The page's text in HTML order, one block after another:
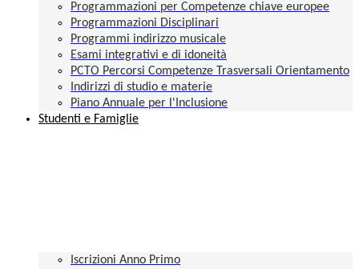
Programmazioni per Competenze chiave europee
Programmazioni Disciplinari
Programmi indirizzo musicale
Esami integrativi e di idoneità
PCTO Percorsi Competenze Trasversali Orientamento
Indirizzi di studio e materie
Piano Annuale per l'Inclusione
Studenti e Famiglie
Iscrizioni Anno Primo